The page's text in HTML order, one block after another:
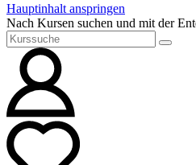
Hauptinhalt anspringen
Nach Kursen suchen und mit der